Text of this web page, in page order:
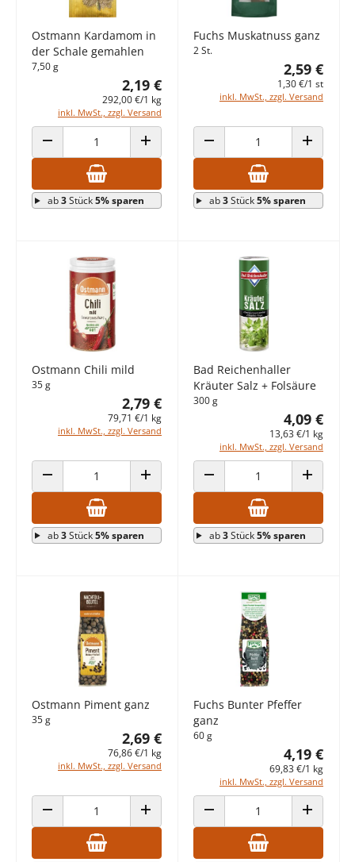
Ostmann Kardamom in
der Schale gemahlen
7,50 g
2,19 €
292,00 €/1 kg
inkl. MwSt., zzgl. Versand
ANZAHL VERRINGERN ANZAHL ERHÖHEN
ab3Stück5% sparen
Fuchs Muskatnuss ganz
2 St.
2,59 €
1,30 €/1 st
inkl. MwSt., zzgl. Versand
ANZAHL VERRINGERN ANZAHL
ab3Stück5% sparen
Ostmann Chili mild
35 g
2,79 €
79,71 €/1 kg
inkl. MwSt., zzgl. Versand
ANZAHL VERRINGERN ANZAHL ERHÖHEN
ab3Stück5% sparen
Bad Reichenhaller
Kräuter Salz + Folsäure
300 g
4,09 €
13,63 €/1 kg
inkl. MwSt., zzgl. Versand
ANZAHL VERRINGERN ANZAHL
ab3Stück5% sparen
Ostmann Piment ganz
35 g
2,69 €
76,86 €/1 kg
inkl. MwSt., zzgl. Versand
ANZAHL VERRINGERN ANZAHL ERHÖHEN
Fuchs Bunter Pfeffer
ganz
60 g
4,19 €
69,83 €/1 kg
inkl. MwSt., zzgl. Versand
ANZAHL VERRINGERN ANZAHL